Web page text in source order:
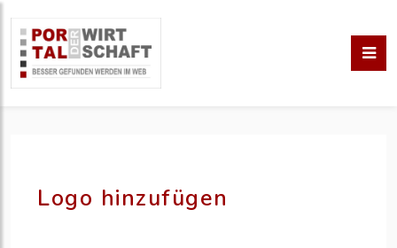
erstellen
Logo hinzufügen